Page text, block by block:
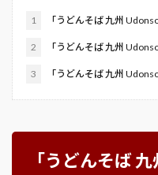
1 「うどんそば 九州
2 「うどんそば 九州
3 「うどんそば 九州
「うどんそば